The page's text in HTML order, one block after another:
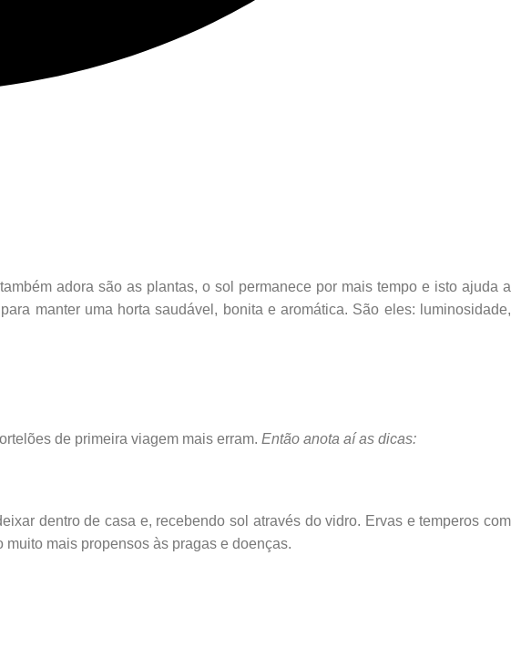
adora são as plantas, o sol permanece por mais tempo e isto ajuda a
manter uma horta saudável, bonita e aromática. São eles: luminosidade,
de primeira viagem mais erram. Então anota aí as dicas:
dentro de casa e, recebendo sol através do vidro. Ervas e temperos com
mais propensos às pragas e doenças.